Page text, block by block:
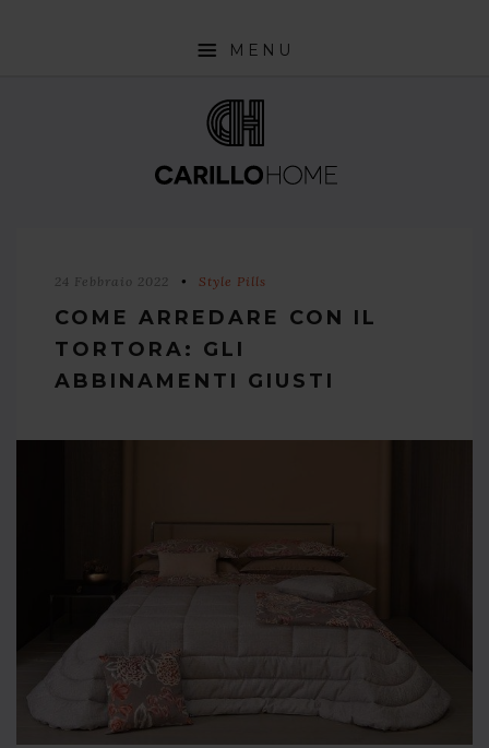
MENU
INTERIOR DESIGN TRENDS
NEWS24 Febbraio 2022 Style Pills
COME ARREDARE CON IL
TORTORA: GLI
ABBINAMENTI GIUSTI